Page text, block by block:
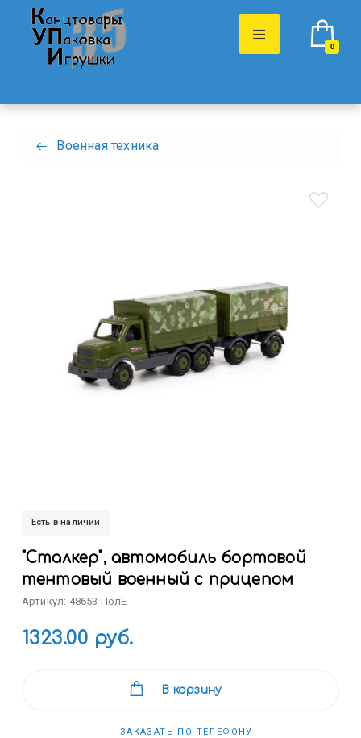
0
Военная техника
Есть в наличии
"Сталкер", автомобиль бортовой
тентовый военный с прицепом
Артикул: 48653 ПолЕ
1323.00 руб.
В корзину
— ЗАКАЗАТЬ ПО ТЕЛЕФОНУ